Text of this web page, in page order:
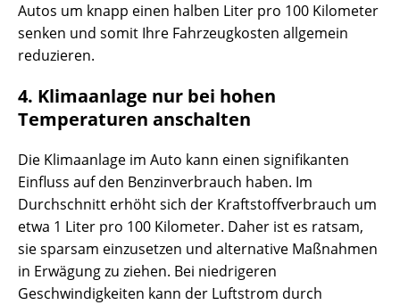
Autos um knapp einen halben Liter pro 100 Kilometer
senken und somit Ihre Fahrzeugkosten allgemein
reduzieren.
4. Klimaanlage nur bei hohen
Temperaturen anschalten
Die Klimaanlage im Auto kann einen signifikanten
Einfluss auf den Benzinverbrauch haben. Im
Durchschnitt erhöht sich der Kraftstoffverbrauch um
etwa 1 Liter pro 100 Kilometer. Daher ist es ratsam,
sie sparsam einzusetzen und alternative Maßnahmen
in Erwägung zu ziehen. Bei niedrigeren
Geschwindigkeiten kann der Luftstrom durch